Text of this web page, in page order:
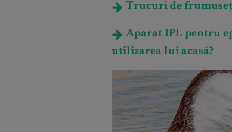
Trucuri de
Aparat IPL pentru
utilizarea lui acasă?